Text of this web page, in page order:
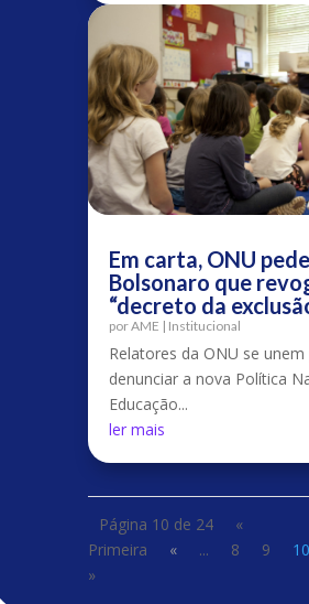
Em carta, ONU
Bolsonaro que
“decreto da
porAME | Institucional
Relatores da ONU se unem
denunciar a nova Política
Educação...
ler mais
Página 10 de 24
«
Primeira
« ... 8 9 10
»